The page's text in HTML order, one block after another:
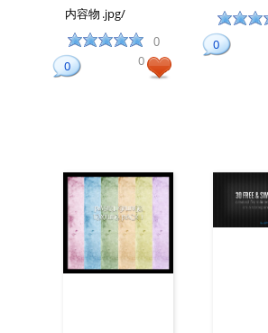
内容物 .jpg/
0
0 0
0